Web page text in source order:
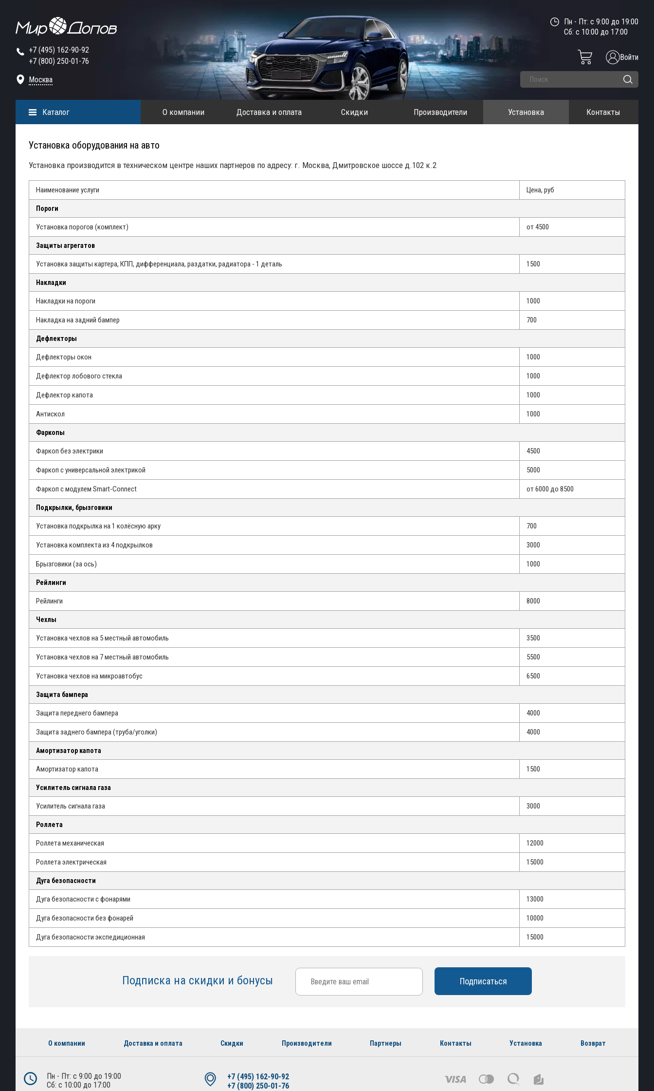
+7 (495) 162-90-92
+7 (800) 250-01-76
Москва
Пн - Пт: с 9:00 до 19:00
Сб: с 10:00 до 17:00
Войти
О компании Доставка и оплата Скидки Производители Установка Контакты
Каталог
Установка оборудования на авто
Установка производится в техническом центре наших партнеров по адресу: г. Москва, Дмитровское шоссе д.102 к.2
Наименование услуги Цена, руб
Пороги
Установка порогов (комплект) от 4500
Защиты агрегатов
Установка защиты картера, КПП, дифференциала, раздатки, радиатора - 1 деталь 1500
Накладки
Накладки на пороги 1000
Накладка на задний бампер 700
Дефлекторы
Дефлекторы окон 1000
Дефлектор лобового стекла 1000
Дефлектор капота 1000
Антискол 1000
Фаркопы
Фаркоп без электрики 4500
Фаркоп с универсальной электрикой 5000
Фаркоп с модулем Smart-Connect от 6000 до 8500
Подкрылки, брызговики
Установка подкрылка на 1 колёсную арку 700
Установка комплекта из 4 подкрылков 3000
Брызговики (за ось) 1000
Рейлинги
Рейлинги 8000
Чехлы
Установка чехлов на 5 местный автомобиль 3500
Установка чехлов на 7 местный автомобиль 5500
Установка чехлов на микроавтобус 6500
Защита бампера
Защита переднего бампера 4000
Защита заднего бампера (труба/уголки) 4000
Амортизатор капота
Амортизатор капота 1500
Усилитель сигнала газа
Усилитель сигнала газа 3000
Роллета
Роллета механическая 12000
Роллета электрическая 15000
Дуга безопасности
Дуга безопасности с фонарями 13000
Дуга безопасности без фонарей 10000
Дуга безопасности экспедиционная 15000
Подписка на скидки и бонусы
О компании Доставка и оплата Скидки Производители Партнеры Контакты Установка Возврат
Пн - Пт: с 9:00 до 19:00
Сб: с 10:00 до 17:00
+7 (495) 162-90-92
+7 (800) 250-01-76